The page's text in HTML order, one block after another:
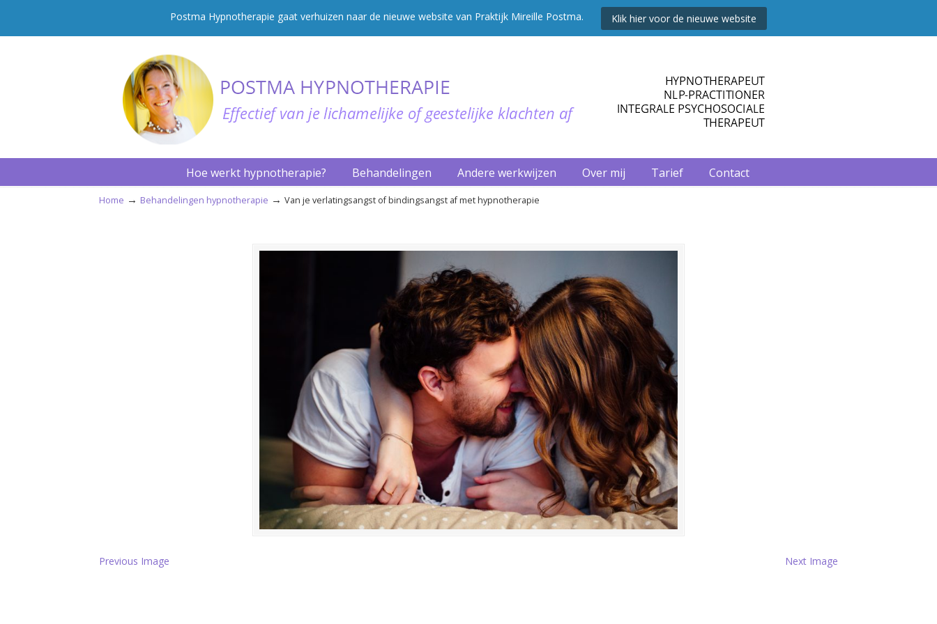
Postma Hypnotherapie gaat verhuizen naar de nieuwe website van Praktijk Mireille Postma. Klik hier voor de nieuwe website
Hoe werkt hypnotherapie? Behandelingen Andere werkwijzen Over mij Tarief Contact
Home → Behandelingen hypnotherapie → Van je verlatingsangst of bindingsangst af met hypnotherapie
Previous Image Next Image